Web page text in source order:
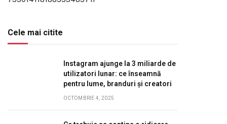
Cele mai citite
Instagram ajunge la 3 miliarde de
utilizatori lunar: ce înseamnă
pentru lume, branduri și creatori
OCTOMBRIE 4, 2025